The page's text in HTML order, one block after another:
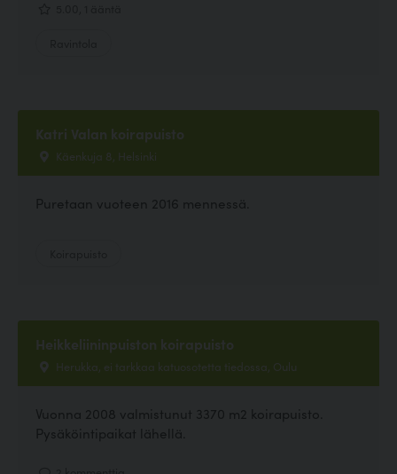
Katri Valan koirapuisto
Käenkuja 8, Helsinki
Puretaan vuoteen 2016 mennessä.
Heikkeliininpuiston koirapuisto
Herukka, ei tarkkaa katuosotetta tiedossa, Oulu
Vuonna 2008 valmistunut 3370 m2 koirapuisto.
Pysäköintipaikat lähellä.